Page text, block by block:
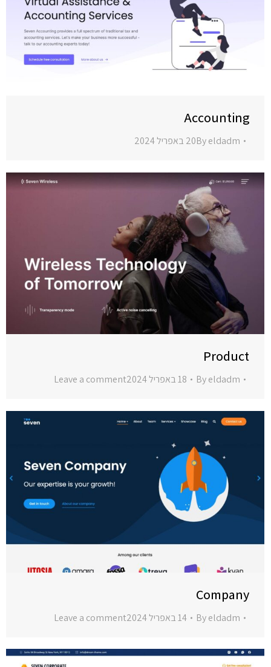
Accounting
Byeldadm 20 באפריל 2024
Product
Byeldadm 18 באפריל 2024 Leave a comment
Company
Byeldadm 14 באפריל 2024 Leave a comment